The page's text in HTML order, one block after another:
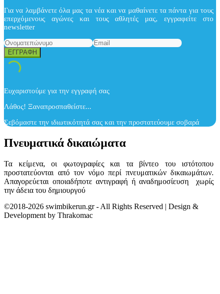
Για να λαμβάνετε όλα μας τα νέα και να μαθαίνετε τα πάντα για τους
επερχόμενους αγώνες και τους αθλητές μας, εγγραφείτε στο
newsletter
Ευχαριστούμε για την εγγραφή σας
Λάθος! Ξαναπροσπαθείστε...
Σεβόμαστε την ιδιωτικότητά σας και την προστατεύουμε σοβαρά
Πνευματικά δικαιώματα
Τα κείμενα, οι φωτογραφίες και τα βίντεο του ιστότοπου
προστατεύονται από τον νόμο περί πνευματικών δικαιωμάτων.
Απαγορεύεται οποιαδήποτε αντιγραφή ή αναδημοσίευση χωρίς
την άδεια του δημιουργού
©2018-2026 swimbikerun.gr - All Rights Reserved | Design &
Development by Thrakomac